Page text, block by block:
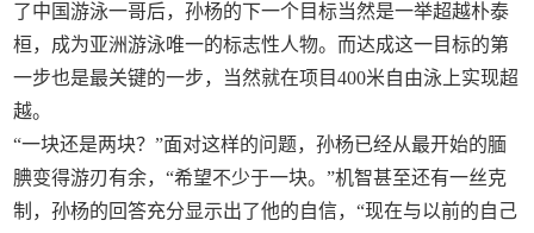
了中国游泳一哥后，孙杨的下一个目标当然是一举超越朴泰
桓，成为亚洲游泳唯一的标志性人物。而达成这一目标的第
一步也是最关键的一步，当然就在项目400米自由泳上实现超
越。
“一块还是两块？”面对这样的问题，孙杨已经从最开始的腼
腆变得游刃有余，“希望不少于一块。”机智甚至还有一丝克
制，孙杨的回答充分显示出了他的自信，“现在与以前的自己